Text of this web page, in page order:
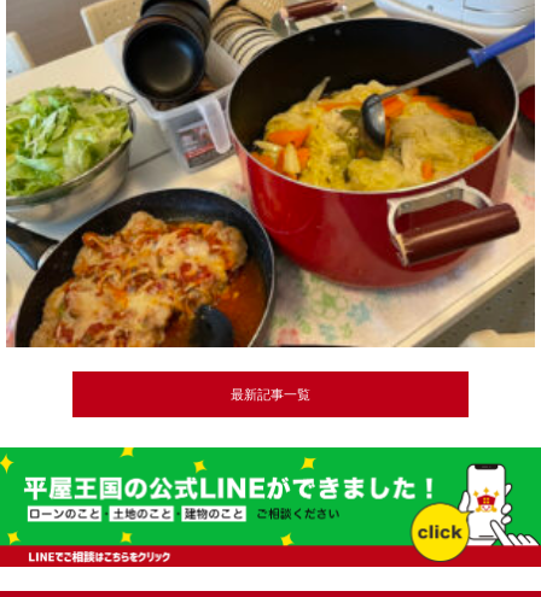
最新記事一覧